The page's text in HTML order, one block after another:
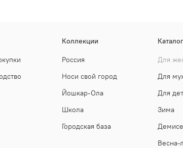
Коллекции
Россия
Носи свой город
Йошкар-Ола
Школа
Городская база
Каталог
Для
Для
Для
Зима
Весна-